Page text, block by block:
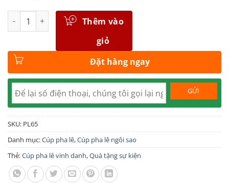
Số lượng
Thêm vào
giỏ
Đặt hàng ngay
SKU: PL65
Danh mục:Cúp pha lê,Cúp pha lê ngôi sao
Thẻ:Cúp pha lê vinh danh,Quà tặng sự kiện